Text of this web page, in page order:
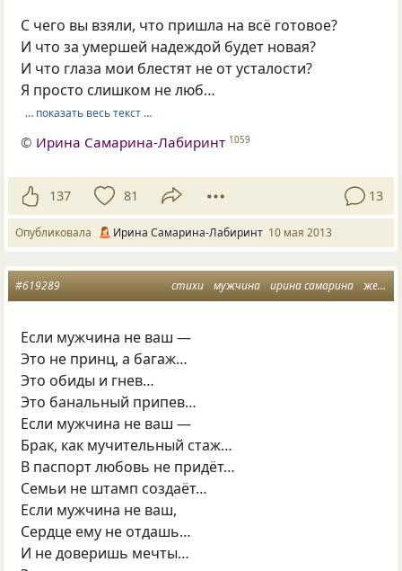
С чего вы взяли, что пришла на всё готовое?
И что за умершей надеждой будет новая?
И что глаза мои блестят не от усталости?
Я просто слишком не люб…
… показать весь текст …
© Ирина Самарина-Лабиринт 1059
137 81 13
Опубликовала Ирина Самарина-Лабиринт 10 мая 2013
стихи мужчина ирина самарина женщина
#619289
Если мужчина не ваш —
Это не принц, а багаж…
Это обиды и гнев…
Это банальный припев…
Если мужчина не ваш —
Брак, как мучительный стаж…
В паспорт любовь не придёт…
Семьи не штамп создаёт…
Если мужчина не ваш,
Сердце ему не отдашь…
И не доверишь мечты…